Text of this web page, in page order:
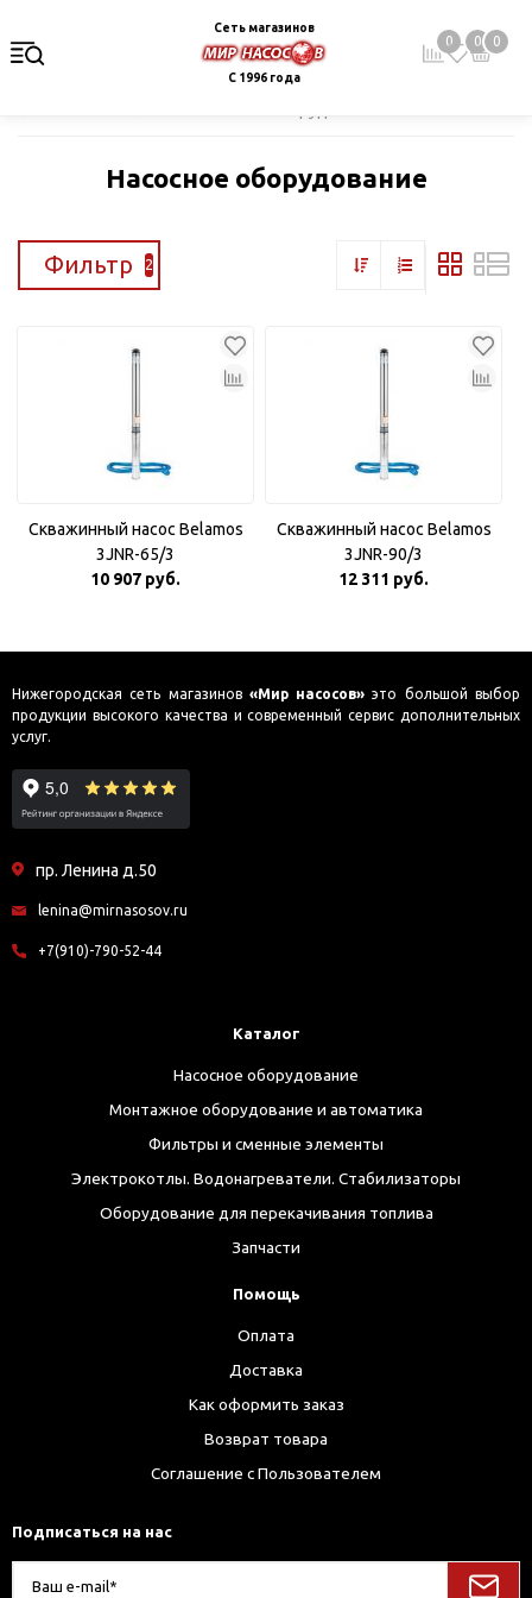
Сеть магазинов
С 1996 года
0 0 0
Насосное оборудование
Фильтр 2
Скважинный насос Belamos
3JNR-65/3
10 907 руб.
Скважинный насос Belamos
3JNR-90/3
12 311 руб.
Нижегородская сеть магазинов «Мир насосов» это большой выбор
продукции высокого качества и современный сервис дополнительных
услуг.
пр. Ленина д.50
lenina@mirnasosov.ru
+7(910)-790-52-44
Каталог
Насосное оборудование
Монтажное оборудование и автоматика
Фильтры и сменные элементы
Электрокотлы. Водонагреватели. Стабилизаторы
Оборудование для перекачивания топлива
Запчасти
Помощь
Оплата
Доставка
Как оформить заказ
Возврат товара
Соглашение с Пользователем
Подписаться на нас